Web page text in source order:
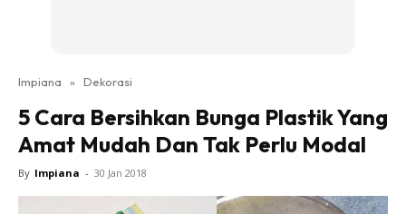
Ruang Makan
Ruang Tamu
Direktori
Interior Design
Impiana » Dekorasi
5 Cara Bersihkan Bunga Plastik Yang
Amat Mudah Dan Tak Perlu Modal
By Impiana - 30 Jan 2018